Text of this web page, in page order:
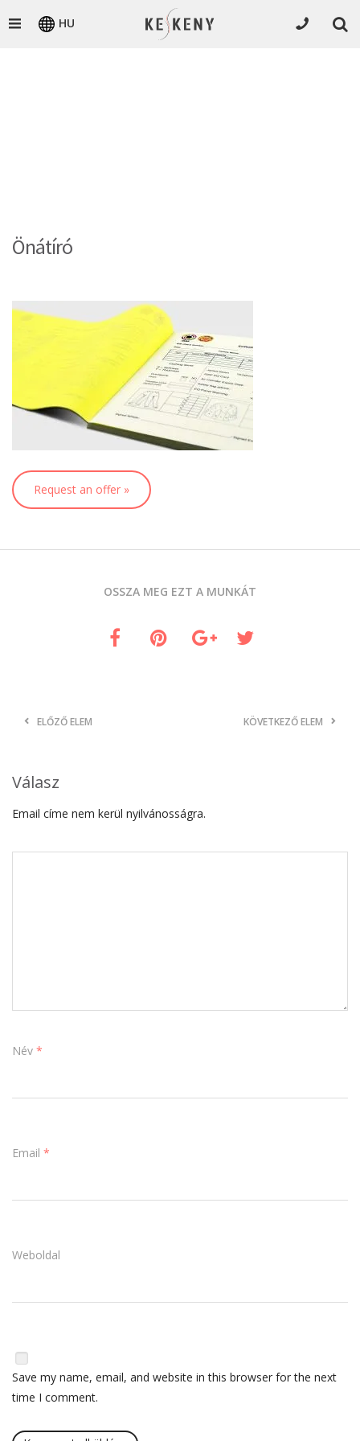
HU
Önátíró
Request an offer »
OSSZA MEG EZT A MUNKÁT
ELŐZŐ ELEM KÖVETKEZŐ ELEM
Válasz
Email címe nem kerül nyilvánosságra.
Név *
Email *
Weboldal
Save my name, email, and website in this browser for the next
time I comment.